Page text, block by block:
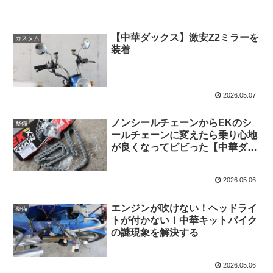
カスタム
【中華ダックス】激安Z2ミラーを
装着
2026.05.07
整備
ノンシールチェーンからEKのシ
ールチェーンに変えたら乗り心地
が良くなってビビった【中華ダッ
2026.05.06
整備
エンジンが吹けない！ヘッドライ
トが付かない！中華キットバイク
の謎現象を解決する
2026.05.06